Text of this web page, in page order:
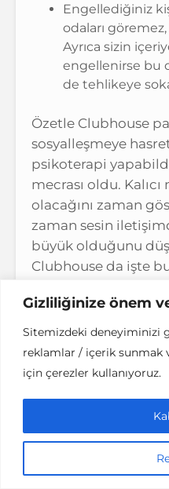
Gizliliğinize önem
Sitemizdeki deneyiminizi
reklamlar / içerik sunmak
için çerezler kullanıyoruz.
Engellediğiniz
odaları
Ayrıca sizin
engellenirse bu
de tehlikeye
Özetle Clubhouse
sosyalleşmeye
psikoterapi
mecrası oldu.
olacağını zaman
zaman sesin
büyük olduğunu
Clubhouse da işte
durumda. Evde, işte,
dinliyoruz.
2 kişi kadar uzağız
Musk’a bir el
Mutlaka takip
aktif Clubhouse